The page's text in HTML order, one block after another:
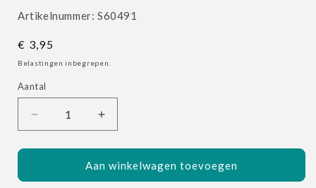
Artikelnummer: SKU:
S60491
Normale
prijs
€ 3,95
Belastingen inbegrepen.
Aantal
Aantal
Aantal
verlagen
voor
Snack
Aantal
verhogen
voor
Rol
Snack
Aan winkelwagen toevoegen